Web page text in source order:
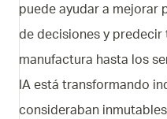
puede ayudar a mejorar
de decisiones y predecir
manufactura hasta los
IA está transformando
consideraban